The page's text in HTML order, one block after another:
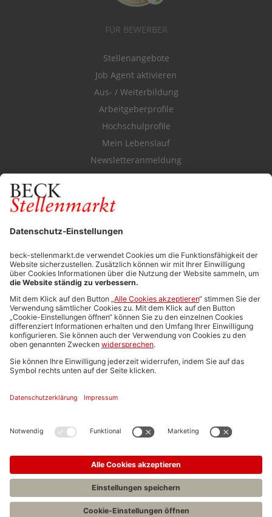
FÜR BEWERBER
Stellenangebote
Job Agent aktivieren
Aus- / Weiterbildung
Arbeitgeberprofile
Hochschulprofile
Mein Lebenslauf
Newsletteranmeldung
Durchsuchen Sie den Stellenkatalog
FÜR ARBEITGEBER
Stellenmarktpreise
Anzeigen-AGB
Media-Daten
Newsletteranmeldung
Produktübersicht
ALLGEMEIN
FAQs
Impressum
Stellenangebote C.H.BECK